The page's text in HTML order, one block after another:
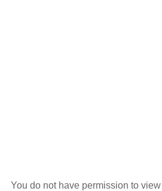
You do not have permission to